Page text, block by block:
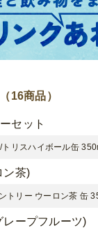
16商品）
セット
リスハイボール缶
ン茶)
トリー ウーロン茶 缶
ープフルーツ)